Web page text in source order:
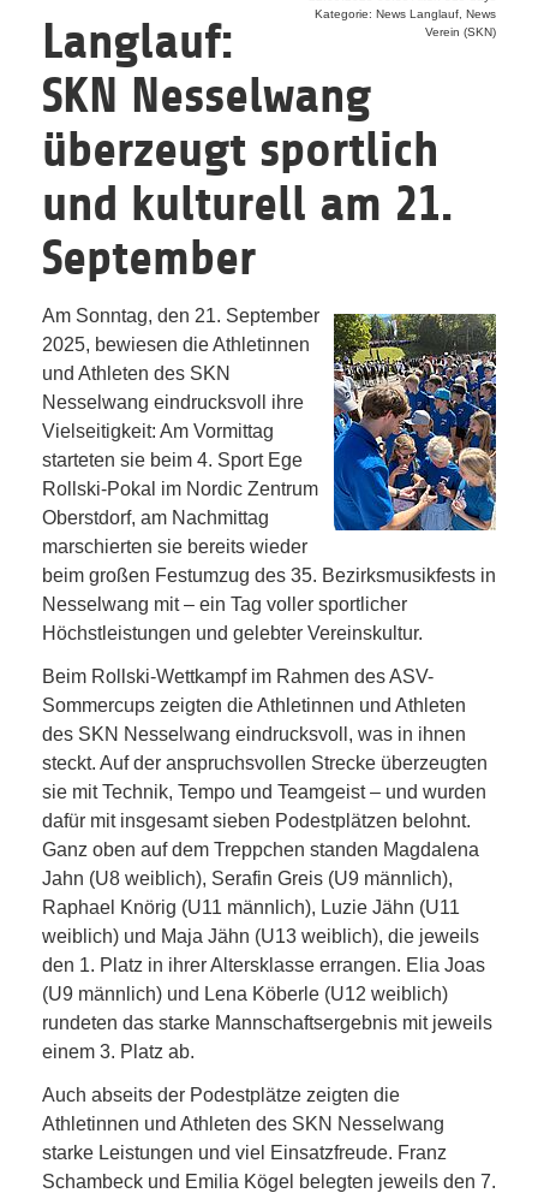
Kategorie: News Langlauf, News
Verein (SKN)
Langlauf:
SKN Nesselwang
überzeugt sportlich
und kulturell am 21.
September
Am Sonntag, den 21. September
2025, bewiesen die Athletinnen
und Athleten des SKN
Nesselwang eindrucksvoll ihre
Vielseitigkeit: Am Vormittag
starteten sie beim 4. Sport Ege
Rollski-Pokal im Nordic Zentrum
Oberstdorf, am Nachmittag
marschierten sie bereits wieder
beim großen Festumzug des 35. Bezirksmusikfests in
Nesselwang mit – ein Tag voller sportlicher
Höchstleistungen und gelebter Vereinskultur.
Beim Rollski-Wettkampf im Rahmen des ASV-
Sommercups zeigten die Athletinnen und Athleten
des SKN Nesselwang eindrucksvoll, was in ihnen
steckt. Auf der anspruchsvollen Strecke überzeugten
sie mit Technik, Tempo und Teamgeist – und wurden
dafür mit insgesamt sieben Podestplätzen belohnt.
Ganz oben auf dem Treppchen standen Magdalena
Jahn (U8 weiblich), Serafin Greis (U9 männlich),
Raphael Knörig (U11 männlich), Luzie Jähn (U11
weiblich) und Maja Jähn (U13 weiblich), die jeweils
den 1. Platz in ihrer Altersklasse errangen. Elia Joas
(U9 männlich) und Lena Köberle (U12 weiblich)
rundeten das starke Mannschaftsergebnis mit jeweils
einem 3. Platz ab.
Auch abseits der Podestplätze zeigten die
Athletinnen und Athleten des SKN Nesselwang
starke Leistungen und viel Einsatzfreude. Franz
Schambeck und Emilia Kögel belegten jeweils den 7.